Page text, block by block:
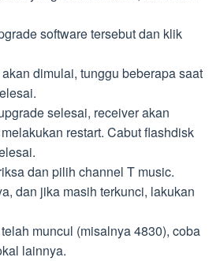
software tersebut dan klik
dimulai, tunggu beberapa saat
selesai, receiver akan
restart. Cabut flashdisk
dan pilih channel T music.
dan jika masih terkunci, lakukan
muncul (misalnya 4830), coba
lainnya.